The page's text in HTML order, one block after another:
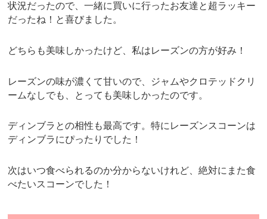
状況だったので、一緒に買いに行ったお友達と超ラッキー
だったね！と喜びました。
どちらも美味しかったけど、私はレーズンの方が好み！
レーズンの味が濃くて甘いので、ジャムやクロテッドクリ
ームなしでも、とっても美味しかったのです。
ディンブラとの相性も最高です。特にレーズンスコーンは
ディンブラにぴったりでした！
次はいつ食べられるのか分からないけれど、絶対にまた食
べたいスコーンでした！